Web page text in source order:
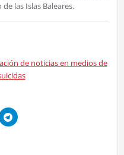
las Islas Baleares.
de noticias en medios de